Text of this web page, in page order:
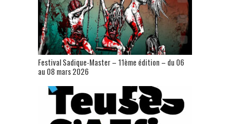
Festival Sadique-Master – 11ème édition – du 06
au 08 mars 2026